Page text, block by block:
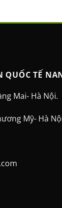
QUỐC TẾ
Mai- Hà Nội.
Mỹ- Hà